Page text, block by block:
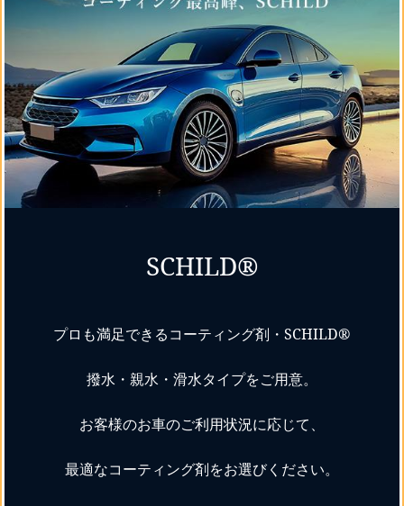
SCHILD®
プロも満足できるコーティング剤・SCHILD®
撥水・親水・滑水タイプをご用意。
お客様のお車のご利用状況に応じて、
最適なコーティング剤をお選びください。